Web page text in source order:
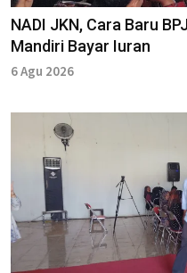
NADI JKN, Cara Baru
Mandiri Bayar Iuran
6 Agu 2026